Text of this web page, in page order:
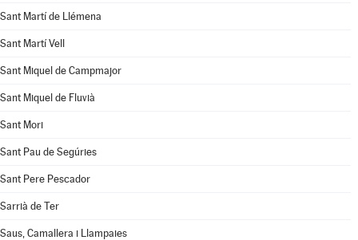
Sant Martí de Llémena
Sant Martí Vell
Sant Miquel de Campmajor
Sant Miquel de Fluvià
Sant Mori
Sant Pau de Segúries
Sant Pere Pescador
Sarrià de Ter
Saus, Camallera i Llampaies